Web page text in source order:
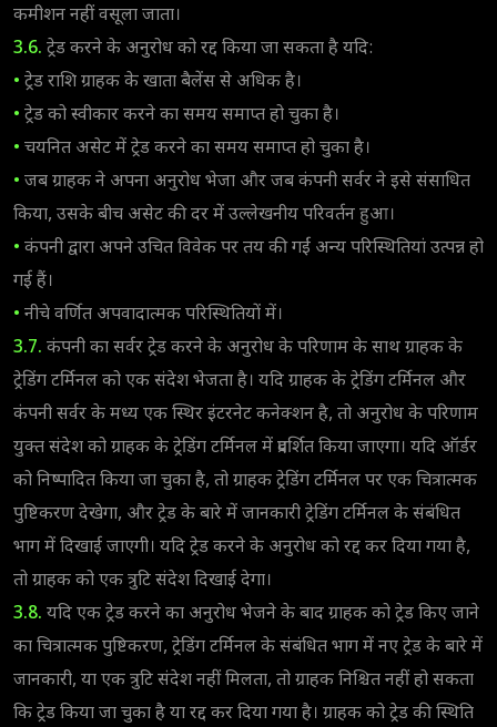
कमीशन नहीं वसूला जाता।
3.6. ट्रेड करने के अनुरोध को रद्द किया जा सकता है यदि:
• ट्रेड राशि ग्राहक के खाता बैलेंस से अधिक है।
• ट्रेड को स्वीकार करने का समय समाप्त हो चुका है।
• चयनित असेट में ट्रेड करने का समय समाप्त हो चुका है।
• जब ग्राहक ने अपना अनुरोध भेजा और जब कंपनी सर्वर ने इसे संसाधित
किया, उसके बीच असेट की दर में उल्लेखनीय परिवर्तन हुआ।
• कंपनी द्वारा अपने उचित विवेक पर तय की गईं अन्य परिस्थितियां उत्पन्न हो
गई हैं।
• नीचे वर्णित अपवादात्मक परिस्थितियों में।
3.7. कंपनी का सर्वर ट्रेड करने के अनुरोध के परिणाम के साथ ग्राहक के
ट्रेडिंग टर्मिनल को एक संदेश भेजता है। यदि ग्राहक के ट्रेडिंग टर्मिनल और
कंपनी सर्वर के मध्य एक स्थिर इंटरनेट कनेक्शन है, तो अनुरोध के परिणाम
युक्त संदेश को ग्राहक के ट्रेडिंग टर्मिनल में प्रदर्शित किया जाएगा। यदि ऑर्डर
को निष्पादित किया जा चुका है, तो ग्राहक ट्रेडिंग टर्मिनल पर एक चित्रात्मक
पुष्टिकरण देखेगा, और ट्रेड के बारे में जानकारी ट्रेडिंग टर्मिनल के संबंधित
भाग में दिखाई जाएगी। यदि ट्रेड करने के अनुरोध को रद्द कर दिया गया है,
तो ग्राहक को एक त्रुटि संदेश दिखाई देगा।
3.8. यदि एक ट्रेड करने का अनुरोध भेजने के बाद ग्राहक को ट्रेड किए जाने
का चित्रात्मक पुष्टिकरण, ट्रेडिंग टर्मिनल के संबंधित भाग में नए ट्रेड के बारे में
जानकारी, या एक त्रुटि संदेश नहीं मिलता, तो ग्राहक निश्चित नहीं हो सकता
कि ट्रेड किया जा चुका है या रद्द कर दिया गया है। ग्राहक को ट्रेड की स्थिति